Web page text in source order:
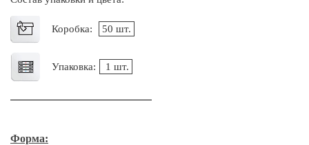
Коробка: 50 шт.
Упаковка: 1 шт.
Форма: